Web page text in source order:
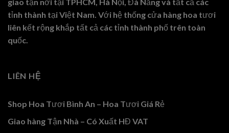
tỉnh thành tại Việt Nam. Với hệ thống cửa hàng hoa tươi
liên kết rộng khắp tất cả các tỉnh thành phố trên toàn
quốc.
LIÊN HỆ
Shop Hoa Tươi Bình An – Hoa Tươi Giá Rẻ
Giao hàng Tận Nhà – Có Xuất HĐ VAT